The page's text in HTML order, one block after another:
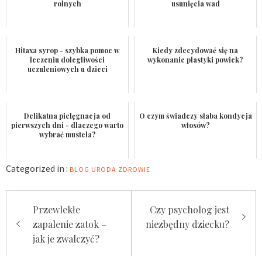
rolnych usunięcia wad
Hitaxa syrop - szybka pomoc w
leczeniu dolegliwości
uczuleniowych u dzieci
Kiedy zdecydować się na
wykonanie plastyki powiek?
Delikatna pielęgnacja od
pierwszych dni - dlaczego warto
wybrać mustela?
O czym świadczy słaba kondycja
włosów?
Categorized in : BLOG URODA ZDROWIE
wpisuPrzewlekłe
zapalenie zatok –
jak je zwalczyć?
Czy psycholog jest
niezbędny dziecku?